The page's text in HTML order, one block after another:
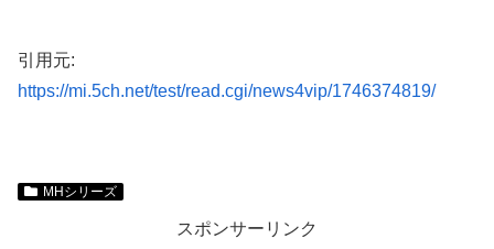
引用元:
https://mi.5ch.net/test/read.cgi/news4vip/1746374819/
MHシリーズ
スポンサーリンク